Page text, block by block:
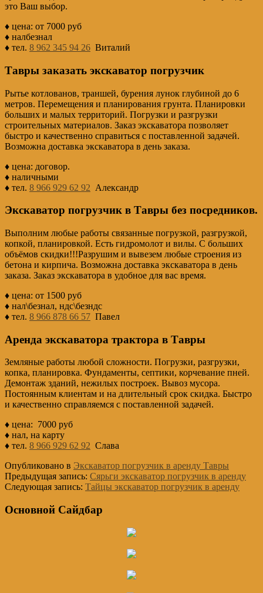
это Ваш выбор.
♦ цена: от 7000 руб
♦ налбезнал
♦ тел. 8 962 345 94 26 Виталий
Тавры заказать экскаватор погрузчик
Рытье котлованов, траншей, бурения лунок глубиной до 6
метров. Перемещения и планирования грунта. Планировки
больших и малых территорий. Погрузки и разгрузки
строительных материалов. Заказ экскаватора позволяет
быстро и качественно справиться с поставленной задачей.
Возможна доставка экскаватора в день заказа.
♦ цена: договор.
♦ наличными
♦ тел. 8 966 929 62 92 Александр
Экскаватор погрузчик в Тавры без посредников.
Выполним любые работы связанные погрузкой, разгрузкой,
копкой, планировкой. Есть гидромолот и вилы. С больших
объёмов скидки!!!Разрушим и вывезем любые строения из
бетона и кирпича. Возможна доставка экскаватора в день
заказа. Заказ экскаватора в удобное для вас время.
♦ цена: от 1500 руб
♦ нал\безнал, ндс\безндс
♦ тел. 8 966 878 66 57 Павел
Аренда экскаватора трактора в Тавры
Земляные работы любой сложности. Погрузки, разгрузки,
копка, планировка. Фундаменты, септики, корчевание пней.
Демонтаж зданий, нежилых построек. Вывоз мусора.
Постоянным клиентам и на длительный срок скидка. Быстро
и качественно справляемся с поставленной задачей.
♦ цена: 7000 руб
♦ нал, на карту
♦ тел. 8 966 929 62 92 Слава
Опубликовано в Экскаватор погрузчик в аренду Тавры
Предыдущая запись: Сярьги экскаватор погрузчик в аренду
Следующая запись: Тайцы экскаватор погрузчик в аренду
Основной Сайдбар